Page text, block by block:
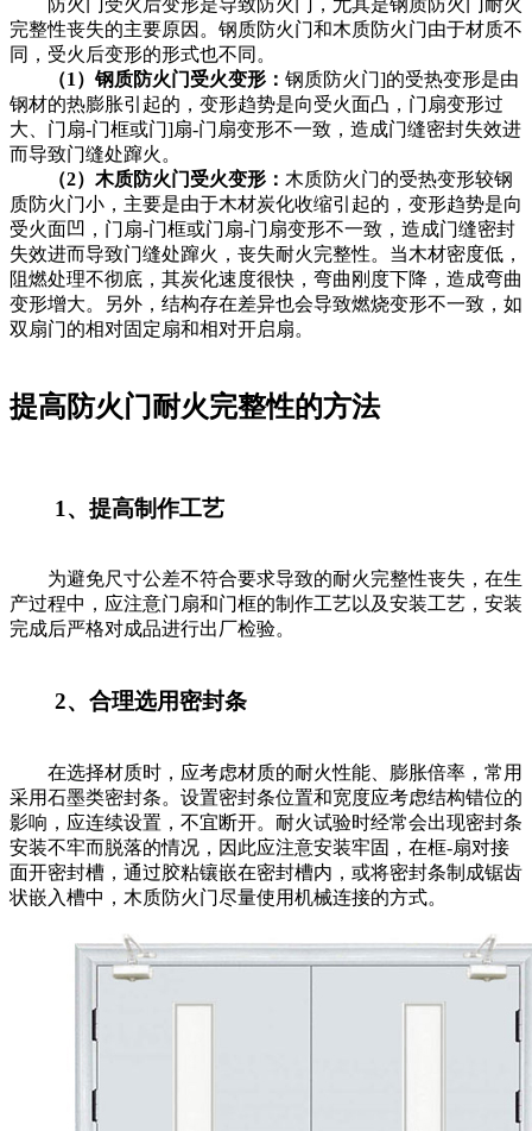
防火门受火后变形是导致防火门，尤其是钢质防火门耐火
完整性丧失的主要原因。钢质防火门和木质防火门由于材质不
同，受火后变形的形式也不同。
（1）钢质防火门受火变形： 钢质防火门]的受热变形是由
钢材的热膨胀引起的，变形趋势是向受火面凸，门扇变形过
大、门扇-门框或门]扇-门扇变形不一致，造成门缝密封失效进
而导致门缝处蹿火。
（2）木质防火门受火变形： 木质防火门的受热变形较钢
质防火门小，主要是由于木材炭化收缩引起的，变形趋势是向
受火面凹，门扇-门框或门扇-门扇变形不一致，造成门缝密封
失效进而导致门缝处蹿火，丧失耐火完整性。当木材密度低，
阻燃处理不彻底，其炭化速度很快，弯曲刚度下降，造成弯曲
变形增大。另外，结构存在差异也会导致燃烧变形不一致，如
双扇门的相对固定扇和相对开启扇。
提高防火门耐火完整性的方法
1、提高制作工艺
为避免尺寸公差不符合要求导致的耐火完整性丧失，在生
产过程中，应注意门扇和门框的制作工艺以及安装工艺，安装
完成后严格对成品进行出厂检验。
2、合理选用密封条
在选择材质时，应考虑材质的耐火性能、膨胀倍率，常用
采用石墨类密封条。设置密封条位置和宽度应考虑结构错位的
影响，应连续设置，不宜断开。耐火试验时经常会出现密封条
安装不牢而脱落的情况，因此应注意安装牢固，在框-扇对接
面开密封槽，通过胶粘镶嵌在密封槽内，或将密封条制成锯齿
状嵌入槽中，木质防火门尽量使用机械连接的方式。